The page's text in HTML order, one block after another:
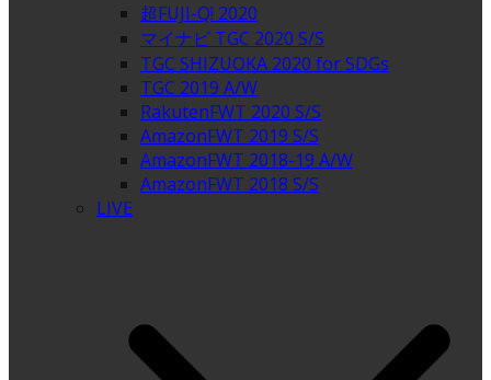
超FUJI-Q! 2020
マイナビ TGC 2020 S/S
TGC SHIZUOKA 2020 for SDGs
TGC 2019 A/W
RakutenFWT 2020 S/S
AmazonFWT 2019 S/S
AmazonFWT 2018-19 A/W
AmazonFWT 2018 S/S
LIVE